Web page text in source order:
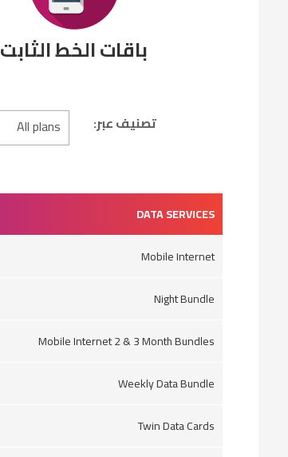
باقات الخط الثابت
تصنيف عبر:
DATA SERVICES
Mobile Internet
Night Bundle
Mobile Internet 2 & 3 Month Bundles
Weekly Data Bundle
Twin Data Cards